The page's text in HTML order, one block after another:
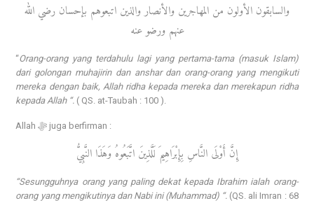
والسابقون الأولون من المهاجرين والأنصار والذين اتبعوهم بإحسان رضي الله
عنهم ورضو عنه
“Orang-orang yang terdahulu lagi yang pertama-tama (masuk Islam)
dari golongan muhajirin dan anshar dan orang-orang yang mengikuti
mereka dengan baik, Allah ridha kepada mereka dan merekapun ridha
kepada Allah “. ( QS. at-Taubah : 100 ).
Allah ﷻ juga berfirman :
إِنَّ أَوْلَى النَّاسِ بِإِبْرَاهِيمَ لَلَّذِينَ اتَّبَعُوهُ وَهَذَا النَّبِيُّ
“Sesungguhnya orang yang paling dekat kepada Ibrahim ialah orang-
orang yang mengikutinya dan Nabi ini (Muhammad) “. (QS. ali Imran : 68